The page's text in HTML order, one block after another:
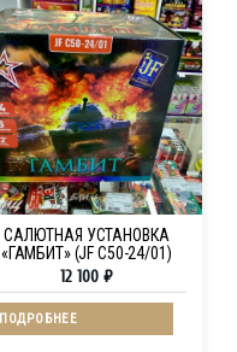
САЛЮТНАЯ УСТАНОВКА
«ГАМБИТ» (JF C50-24/01)
12 100 ₽
ПОДРОБНЕЕ